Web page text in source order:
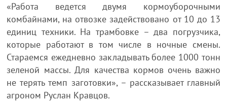
«Работа ведется двумя кормоуборочными
комбайнами, на отвозке задействовано от 10 до 13
единиц техники. На трамбовке – два погрузчика,
которые работают в том числе в ночные смены.
Стараемся ежедневно закладывать более 1000 тонн
зеленой массы. Для качества кормов очень важно
не терять темп заготовки», – рассказывает главный
агроном Руслан Кравцов.